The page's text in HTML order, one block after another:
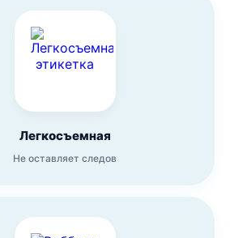
Легкосъемная
Не оставляет следов